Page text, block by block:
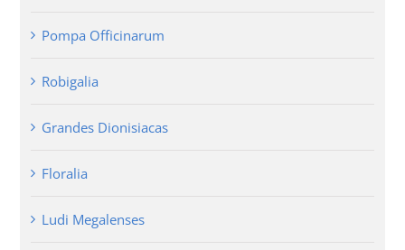
Pompa Officinarum
Robigalia
Grandes Dionisiacas
Floralia
Ludi Megalenses